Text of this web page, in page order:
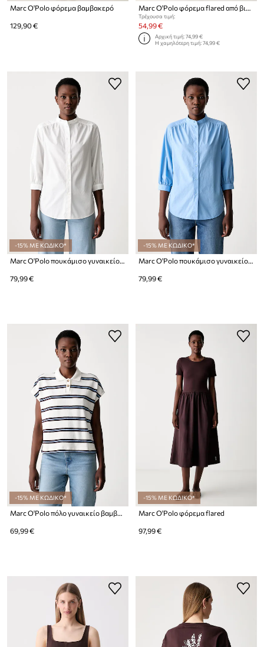
Marc O'Polo φόρεμα βαμβακερό
129,90 €
Marc O'Polo φόρεμα flared από βισκόζη
Τρέχουσα τιμή:
54,99 €
Αρχική τιμή:74,99 €
Η χαμηλότερη τιμή:74,99 €
-15% ΜΕ ΚΩΔΙΚΟ*
79,99 €
-15% ΜΕ ΚΩΔΙΚΟ*
79,99 €
-15% ΜΕ ΚΩΔΙΚΟ*
Marc O'Polo πόλο γυναικείο βαμβακερό
69,99 €
-15% ΜΕ ΚΩΔΙΚΟ*
Marc O'Polo φόρεμα flared
97,99 €